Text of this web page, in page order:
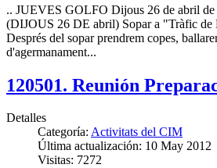
.. JUEVES GOLFO Dijous 26 de abril
(DIJOUS 26 DE abril) Sopar a "Tràfic de
Després del sopar prendrem copes,
d'agermanament...
120501. Reunión
Detalles
Categoría: Activitats del CIM
Última actualización: 10 May 2012
Visitas: 7272